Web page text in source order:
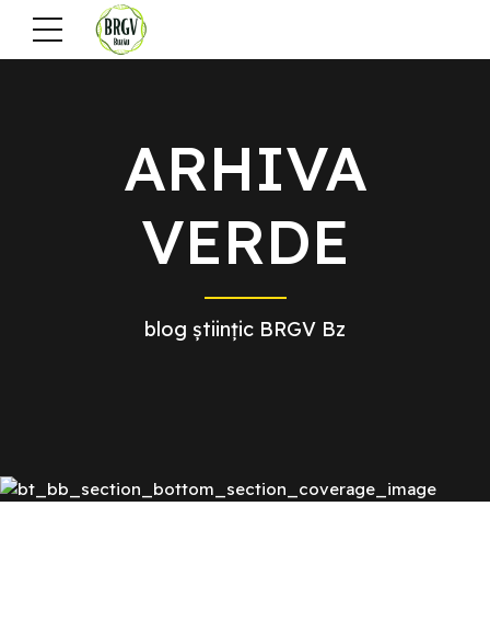
ARHIVA
VERDE
blog științic BRGV Bz